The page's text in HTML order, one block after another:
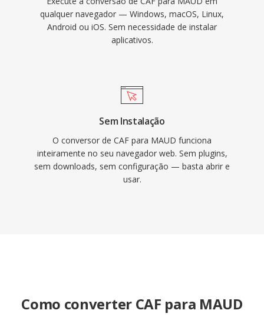
qualquer navegador — Windows, macOS, Linux,
Android ou iOS. Sem necessidade de instalar
aplicativos.
Sem Instalação
O conversor de CAF para MAUD funciona
inteiramente no seu navegador web. Sem plugins,
sem downloads, sem configuração — basta abrir e
usar.
Como converter CAF para MAUD